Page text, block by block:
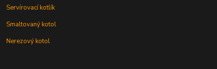
Servírovací kotlík
Smaltovaný kotol
Nerezový kotol